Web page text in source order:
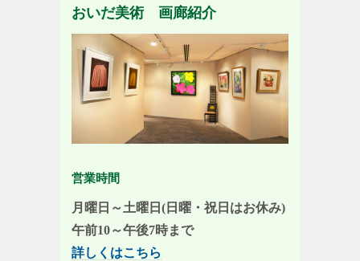
おいだ美術 画廊紹介
営業時間
月曜日～土曜日(日曜・祝日はお休み)
午前10～午後7時まで
詳しくはこちら